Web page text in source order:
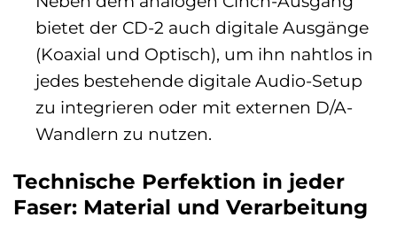
bietet der CD-2 auch digitale Ausgänge
(Koaxial und Optisch), um ihn nahtlos in
jedes bestehende digitale Audio-Setup
zu integrieren oder mit externen D/A-
Wandlern zu nutzen.
Technische Perfektion in jeder
Faser: Material und Verarbeitung